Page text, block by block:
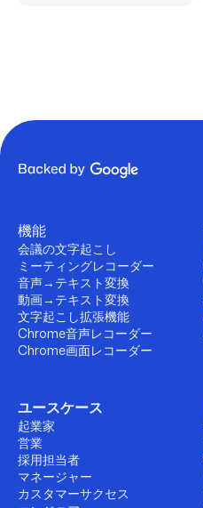
機能
会議の文字起こし
ミーティングレコーダー
音声→テキスト変換
動画→テキスト変換
文字起こし拡張機能
Chrome音声レコーダー
Chrome画面レコーダー
ユースケース
起業家
営業
採用担当者
マネージャー
カスタマーサクセス